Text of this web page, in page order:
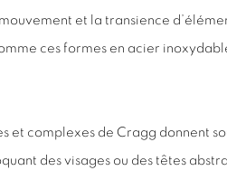
et la transience
ces formes en acier
et complexes de Cragg donnent
des visages ou des têtes